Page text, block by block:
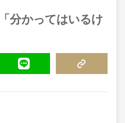
分かってはいるけ